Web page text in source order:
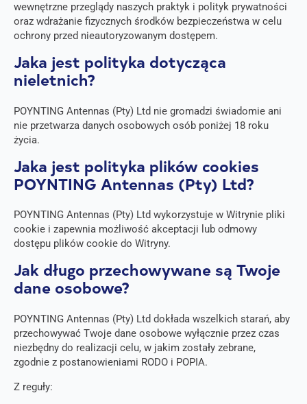
wewnętrzne przeglądy naszych praktyk i polityk prywatności
oraz wdrażanie fizycznych środków bezpieczeństwa w celu
ochrony przed nieautoryzowanym dostępem.
Jaka jest polityka dotycząca
nieletnich?
POYNTING Antennas (Pty) Ltd nie gromadzi świadomie ani
nie przetwarza danych osobowych osób poniżej 18 roku
życia.
Jaka jest polityka plików cookies
POYNTING Antennas (Pty) Ltd?
POYNTING Antennas (Pty) Ltd wykorzystuje w Witrynie pliki
cookie i zapewnia możliwość akceptacji lub odmowy
dostępu plików cookie do Witryny.
Jak długo przechowywane są Twoje
dane osobowe?
POYNTING Antennas (Pty) Ltd dokłada wszelkich starań, aby
przechowywać Twoje dane osobowe wyłącznie przez czas
niezbędny do realizacji celu, w jakim zostały zebrane,
zgodnie z postanowieniami RODO i POPIA.
Z reguły: